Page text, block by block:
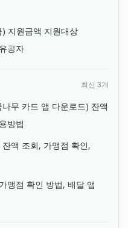
지원금액 지원대상
공자
최신 3개
무 카드 앱 다운로드) 잔액
방법
액 조회, 가맹점 확인,
맹점 확인 방법, 배달 앱